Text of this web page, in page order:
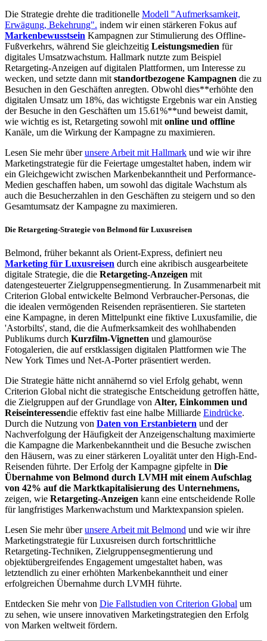
Die Strategie drehte die traditionelle Modell "Aufmerksamkeit,
Erwägung, Bekehrung". indem wir einen stärkeren Fokus auf
Markenbewusstsein Kampagnen zur Stimulierung des Offline-
Fußverkehrs, während Sie gleichzeitig Leistungsmedien für
digitales Umsatzwachstum. Hallmark nutzte zum Beispiel
Retargeting-Anzeigen auf digitalen Plattformen, um Interesse zu
wecken, und setzte dann mit standortbezogene Kampagnen die zu
Besuchen in den Geschäften anregten. Obwohl dies**erhöhte den
digitalen Umsatz um 18%, das wichtigste Ergebnis war ein Anstieg
der Besuche in den Geschäften um 15.61%**und beweist damit,
wie wichtig es ist, Retargeting sowohl mit online und offline
Kanäle, um die Wirkung der Kampagne zu maximieren.
Lesen Sie mehr überunsere Arbeit mit Hallmark und wie wir ihre
Marketingstrategie für die Feiertage umgestaltet haben, indem wir
ein Gleichgewicht zwischen Markenbekanntheit und Performance-
Medien geschaffen haben, um sowohl das digitale Wachstum als
auch die Besucherzahlen in den Geschäften zu steigern und so den
Gesamtumsatz der Kampagne zu maximieren.
Die Retargeting-Strategie von Belmond für Luxusreisen
Belmond, früher bekannt als Orient-Express, definiert neu
Marketing für Luxusreisen durch eine akribisch ausgearbeitete
digitale Strategie, die die Retargeting-Anzeigen mit
datengesteuerter Zielgruppensegmentierung. In Zusammenarbeit mit
Criterion Global entwickelte Belmond Verbraucher-Personas, die
die idealen vermögenden Reisenden repräsentieren. Sie starteten
eine Kampagne, in deren Mittelpunkt eine fiktive Luxusfamilie, die
'Astorbilts', stand, die die Aufmerksamkeit des wohlhabenden
Publikums durch Kurzfilm-Vignetten und glamouröse
Fotogalerien, die auf erstklassigen digitalen Plattformen wie The
New York Times und Net-A-Porter präsentiert werden.
Die Strategie hätte nicht annähernd so viel Erfolg gehabt, wenn
Criterion Global nicht die strategische Entscheidung getroffen hätte,
die Zielgruppen auf der Grundlage von Alter, Einkommen und
Reiseinteressendie effektiv fast eine halbe Milliarde Eindrücke.
Durch die Nutzung von Daten von Erstanbietern und der
Nachverfolgung der Häufigkeit der Anzeigenschaltung maximierte
die Kampagne die Markenbekanntheit und die Besuche zwischen
den Häusern, was zu einer stärkeren Loyalität unter den High-End-
Reisenden führte. Der Erfolg der Kampagne gipfelte in Die
Übernahme von Belmond durch LVMH mit einem Aufschlag
von 42% auf die Marktkapitalisierung des Unternehmens,
zeigen, wie Retargeting-Anzeigen kann eine entscheidende Rolle
für langfristiges Markenwachstum und Marktexpansion spielen.
Lesen Sie mehr überunsere Arbeit mit Belmond und wie wir ihre
Marketingstrategie für Luxusreisen durch fortschrittliche
Retargeting-Techniken, Zielgruppensegmentierung und
objektübergreifendes Engagement umgestaltet haben, was
letztendlich zu einer erhöhten Markenbekanntheit und einer
erfolgreichen Übernahme durch LVMH führte.
Entdecken Sie mehr von Die Fallstudien von Criterion Global um
zu sehen, wie unsere innovativen Marketingstrategien den Erfolg
von Marken weltweit fördern.